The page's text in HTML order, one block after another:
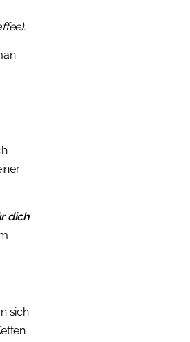
dich
sich